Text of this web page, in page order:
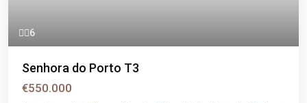
6
Senhora do Porto T3
€550.000